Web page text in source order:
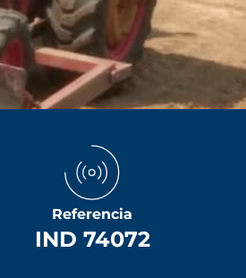
Referencia
IND 74072